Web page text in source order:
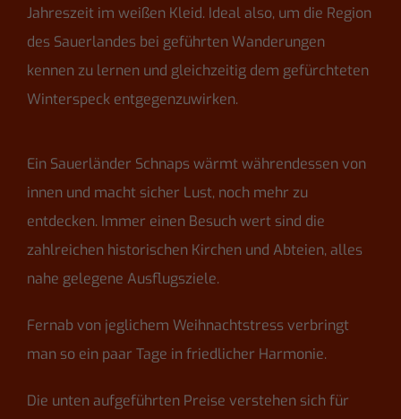
Jahreszeit im weißen Kleid. Ideal also, um die Region
des Sauerlandes bei geführten Wanderungen
kennen zu lernen und gleichzeitig dem gefürchteten
Winterspeck entgegenzuwirken.
Ein Sauerländer Schnaps wärmt währendessen von
innen und macht sicher Lust, noch mehr zu
entdecken. Immer einen Besuch wert sind die
zahlreichen historischen Kirchen und Abteien, alles
nahe gelegene Ausflugsziele.
Fernab von jeglichem Weihnachtstress verbringt
man so ein paar Tage in friedlicher Harmonie.
Die unten aufgeführten Preise verstehen sich für